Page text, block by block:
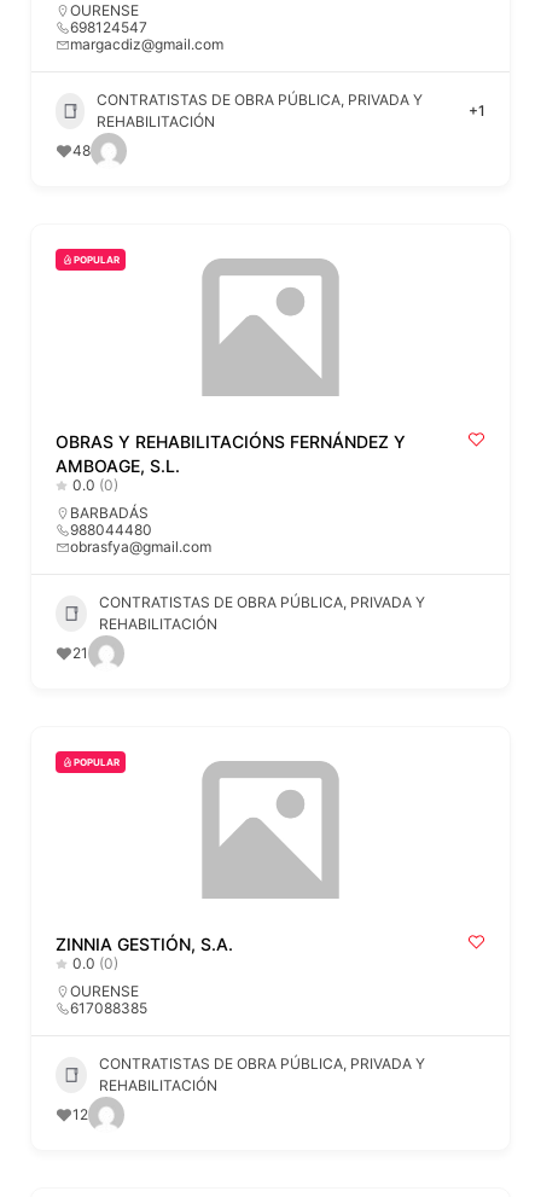
OURENSE
698124547
margacdiz@gmail.com
CONTRATISTAS DE OBRA PÚBLICA, PRIVADA Y
REHABILITACIÓN
+1
48
POPULAR
OBRAS Y REHABILITACIÓNS FERNÁNDEZ Y
AMBOAGE, S.L.
0.0 (0)
BARBADÁS
988044480
obrasfya@gmail.com
CONTRATISTAS DE OBRA PÚBLICA, PRIVADA Y
REHABILITACIÓN
21
POPULAR
ZINNIA GESTIÓN, S.A.
0.0 (0)
OURENSE
617088385
CONTRATISTAS DE OBRA PÚBLICA, PRIVADA Y
REHABILITACIÓN
12